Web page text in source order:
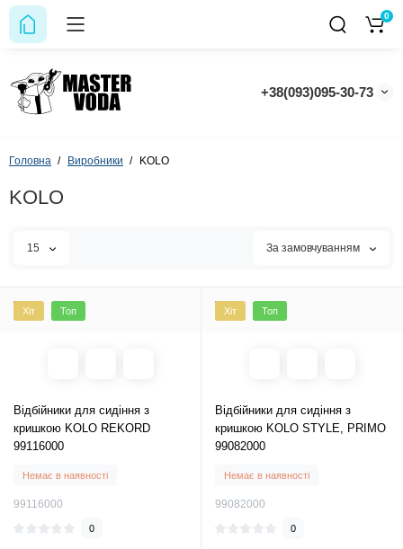
+38(093)095-30-73
0
Головна Виробники KOLO
KOLO
15 За замовчуванням
Хіт Топ
Відбійники для сидіння з
кришкою KOLO REKORD
99116000
Немає в наявності
99116000
0
Хіт Топ
Відбійники для сидіння з
кришкою KOLO STYLE, PRIMO
99082000
Немає в наявності
99082000
0